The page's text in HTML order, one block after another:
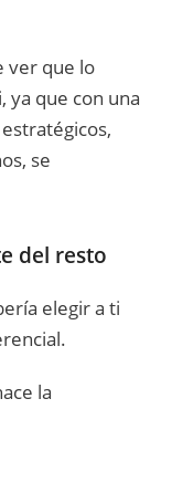
ver que lo
ya que con una
se
del resto
elegir a ti
la